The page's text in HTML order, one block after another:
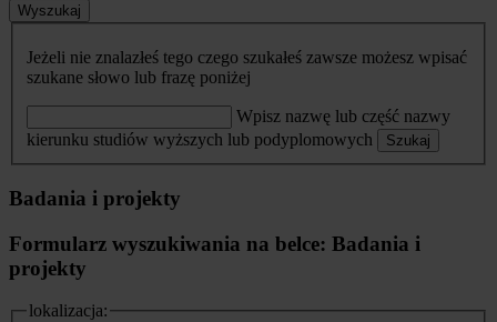
Wyszukaj
Jeżeli nie znalazłeś tego czego szukałeś zawsze możesz wpisać
szukane słowo lub frazę poniżej
Wpisz nazwę lub część nazwy
kierunku studiów wyższych lub podyplomowych
Szukaj
Badania i projekty
Formularz wyszukiwania na belce: Badania i
projekty
lokalizacja: